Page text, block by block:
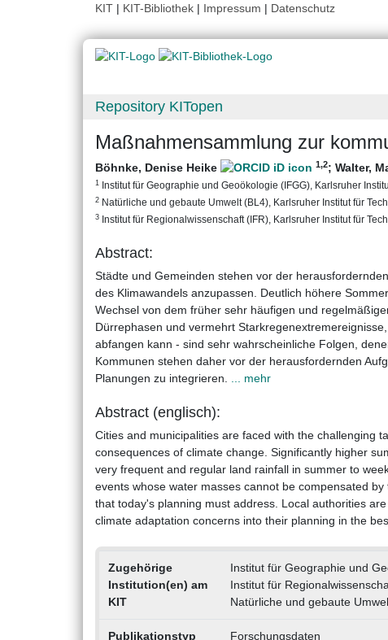
KIT | KIT-Bibliothek | Impressum | Datenschutz
Repository KITopen
Maßnahmensammlung zur
Böhnke, Denise Heike 1,2; Walter,
1 Institut für Geographie und Geoökologie (IFGG), Karlsruher
2 Natürliche und gebaute Umwelt (BL4), Karlsruher Institut für
3 Institut für Regionalwissenschaft (IFR), Karlsruher Institut für
Abstract:
Städte und Gemeinden stehen vor der
des Klimawandels anzupassen. Deutlich höhere
Wechsel von dem früher sehr häufigen und
Dürrephasen und vermehrt
abfangen kann - sind sehr wahrscheinliche Folgen,
Kommunen stehen daher vor der herausfordernden
Planungen zu integrieren. ... mehr
Abstract (englisch):
Cities and municipalities are faced with the challenging
consequences of climate change. Significantly higher
very frequent and regular land rainfall in summer to
events whose water masses cannot be compensated
that today's planning must address. Local authorities
climate adaptation concerns into their planning in the
Zugehörige
Institution(en) am
KIT
Institut für Geographie und
Institut für
Natürliche und gebaute
Publikationstyp Forschungsdaten